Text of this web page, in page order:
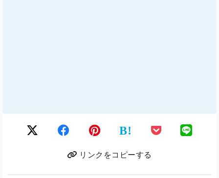
B!
リンクをコピーする